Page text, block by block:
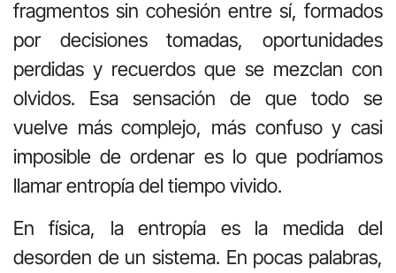
fragmentos sin cohesión entre sí, formados
por decisiones tomadas, oportunidades
perdidas y recuerdos que se mezclan con
olvidos. Esa sensación de que todo se
vuelve más complejo, más confuso y casi
imposible de ordenar es lo que podríamos
llamar entropía del tiempo vivido.
En física, la entropía es la medida del
desorden de un sistema. En pocas palabras,